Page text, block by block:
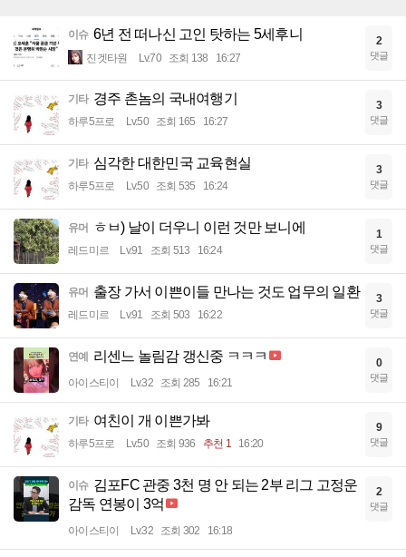
이슈 6년 전 떠나신 고인 탓하는 5세후니
진겟타원 Lv.70 조회 138 16:27
2
댓글
기타 경주 촌놈의 국내여행기
하루5프로 Lv.50 조회 165 16:27
3
댓글
기타 심각한 대한민국 교육현실
하루5프로 Lv.50 조회 535 16:24
3
댓글
유머 ㅎㅂ) 날이 더우니 이런 것만 보니에
레드미르 Lv.91 조회 513 16:24
1
댓글
유머 출장 가서 이쁜이들 만나는 것도 업무의 일환
레드미르 Lv.91 조회 503 16:22
3
댓글
연예 리센느 놀림감 갱신중 ㅋㅋㅋ
아이스티이 Lv.32 조회 285 16:21
0
댓글
기타 여친이 개 이쁜가봐
하루5프로 Lv.50 조회 936 추천 1 16:20
9
댓글
이슈 김포FC 관중 3천 명 안 되는 2부 리그 고정운
감독 연봉이 3억
아이스티이 Lv.32 조회 302 16:18
2
댓글